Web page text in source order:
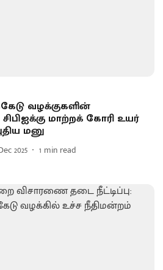
வழக்குகளின்
மாற்றக் கோரி உயர்
மனு
2025 1 min read